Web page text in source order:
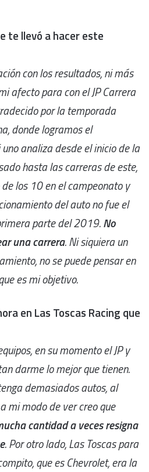
te llevó a hacer este
con los resultados, ni más
afecto para con el JP Carrera
por la temporada
donde logramos el
analiza desde el inicio de la
hasta las carreras de este,
los 10 en el campeonato y
del auto no fue el
parte del 2019.No
una carrera. Ni siquiera un
no se puede pensar en
es mi objetivo.
en Las Toscas Racing que
en su momento el JP y
darme lo mejor que tienen.
demasiados autos, al
mi modo de ver creo que
cantidad a veces resigna
. Por otro lado, Las Toscas para
que es Chevrolet, era la